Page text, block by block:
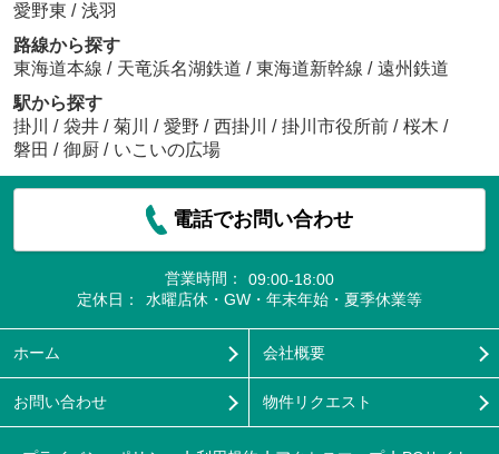
愛野東 / 浅羽
路線から探す
東海道本線 / 天竜浜名湖鉄道 / 東海道新幹線 / 遠州鉄道
駅から探す
掛川
/ 袋井 / 菊川 / 愛野 / 西掛川 / 掛川市役所前 / 桜木 /
磐田 / 御厨 / いこいの広場
電話でお問い合わせ
営業時間：
09:00-18:00
定休日：
水曜店休・GW・年末年始・夏季休業等
ホーム 会社概要
お問い合わせ 物件リクエスト